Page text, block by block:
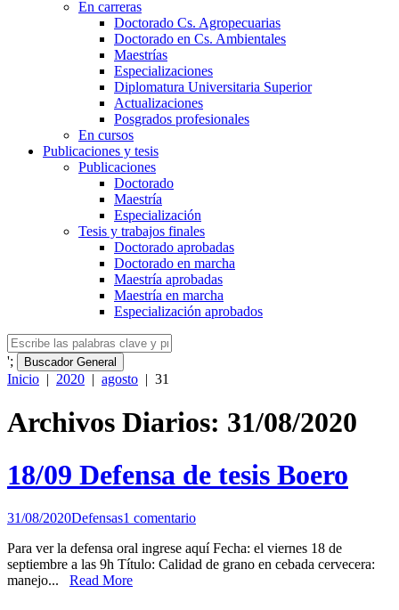
En carreras
Doctorado Cs. Agropecuarias
Doctorado en Cs. Ambientales
Maestrías
Especializaciones
Diplomatura Universitaria Superior
Actualizaciones
Posgrados profesionales
En cursos
Publicaciones y tesis
Publicaciones
Doctorado
Maestría
Especialización
Tesis y trabajos finales
Doctorado aprobadas
Doctorado en marcha
Maestría aprobadas
Maestría en marcha
Especialización aprobados
'; Buscador General
Inicio | 2020 | agosto | 31
Archivos Diarios: 31/08/2020
18/09 Defensa de tesis Boero
31/08/2020Defensas1 comentario
Para ver la defensa oral ingrese aquí Fecha: el viernes 18 de
septiembre a las 9h Título: Calidad de grano en cebada cervecera:
manejo... Read More